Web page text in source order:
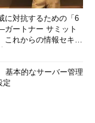
に対抗するための「6
ートナー サミット
これからの情報セキュ
基本的なサーバー管理
定